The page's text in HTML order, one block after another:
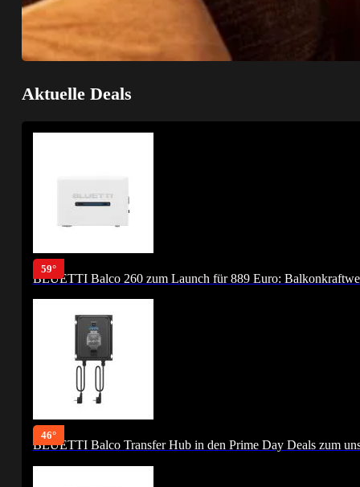
Aktuelle Deals
59°
BLUETTI Balco 260 zum Launch für 889 Euro:
46°
BLUETTI Balco Transfer Hub in den Prime Day Deals zum